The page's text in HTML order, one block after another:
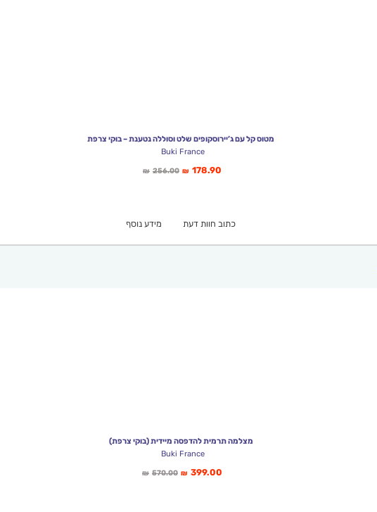
מטוס קל עם ג’יירוסקופים שלט וסוללה נטענת – בוקי צרפת
Buki France
₪ 256.00המחיר
₪ 178.90
כתוב חוות דעת
מידע נוסף
מצלמה תרמית להדפסה מיידית (בוקי צרפת)
Buki France
₪ 570.00המחיר
₪ 399.00